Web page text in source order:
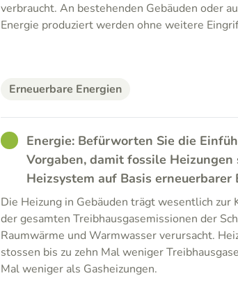
verbraucht. An bestehenden Gebäuden oder
Energie produziert werden ohne weitere
Erneuerbare Energien
GOODEnergie: Befürworten Sie die
Vorgaben, damit fossile
Heizsystem auf Basis
Die Heizung in Gebäuden trägt wesentlich
der gesamten Treibhausgasemissionen der
Raumwärme und Warmwasser verursacht.
stossen bis zu zehn Mal weniger
Mal weniger als Gasheizungen.